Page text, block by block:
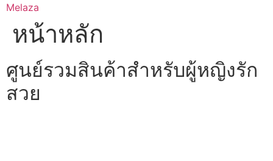
Skip
content
Melaza
หน้าหลัก
ศูนย์รวมสินค้าสำหรับผู้หญิงรัก
สวย